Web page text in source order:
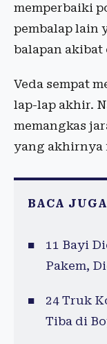
memperbaiki
pembalap lain
balapan akibat
Veda sempat
lap-lap akhir.
memangkas
yang akhirnya
BACA JUGA
11 Bayi
Pakem,
24 Truk
Tiba di